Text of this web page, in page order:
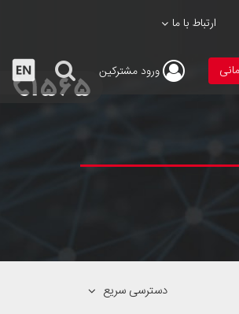
ارتباط با ما
ورود مشترکین
دسترسی سریع